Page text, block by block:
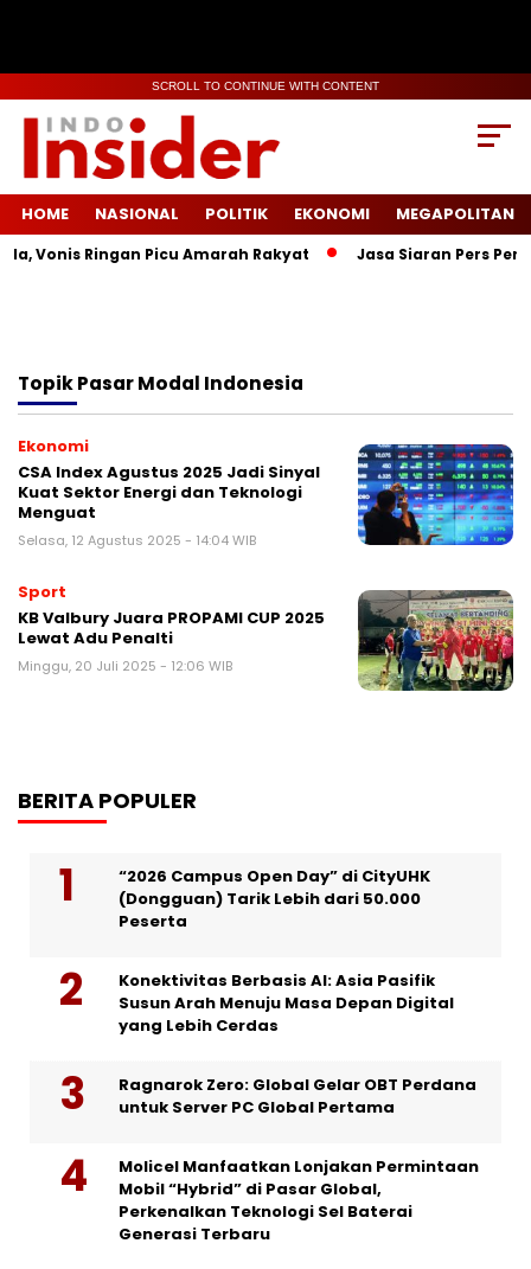
SCROLL TO CONTINUE WITH CONTENT
HOME NASIONAL POLITIK EKONOMI MEGAPOLITAN
Vonis Ringan Picu Amarah Rakyat Jasa Siaran Pers
TopikPasar Modal Indonesia
Ekonomi
CSA Index Agustus 2025 Jadi Sinyal
Kuat Sektor Energi dan Teknologi
Menguat
Selasa, 12 Agustus 2025 - 14:04 WIB
Sport
KB Valbury Juara PROPAMI CUP 2025
Lewat Adu Penalti
Minggu, 20 Juli 2025 - 12:06 WIB
BERITA POPULER
“2026 Campus Open Day” di CityUHK
(Dongguan) Tarik Lebih dari 50.000
Peserta
Konektivitas Berbasis AI: Asia Pasifik
Susun Arah Menuju Masa Depan Digital
yang Lebih Cerdas
Ragnarok Zero: Global Gelar OBT Perdana
untuk Server PC Global Pertama
Molicel Manfaatkan Lonjakan Permintaan
Mobil “Hybrid” di Pasar Global,
Perkenalkan Teknologi Sel Baterai
Generasi Terbaru